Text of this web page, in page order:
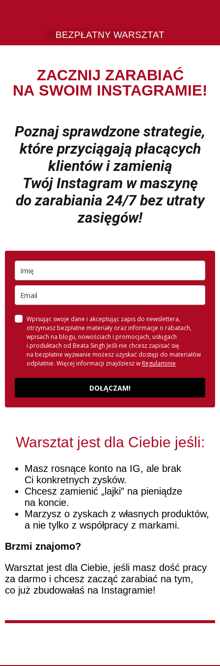
BEZPŁATNY WARSZTAT
ZACZNIJ ZARABIAĆ
NA SWOIM INSTAGRAMIE!
Poznaj sprawdzone strategie,
które przyciągają płacących
klientów i zamienią
Twój Instagram w maszynę
do zarabiania 24/7 bez utraty
zasięgów!
Wpisując swoje dane i akceptując zapis do newslettera,
otrzymasz bezpłatne materiały oraz informacje o rabatach,
wpisach na blogu, nowościach i promocjach, usługach
i produktach od Beata Singh Jeśli nie chcesz zapisać się
na bezpłatne wyzwanie możesz uzyskać dostęp do materiałów
odpłatnie. Więcej informacji znajdziesz w Regulaminie
DOŁĄCZAM!
Warsztat jest dla Ciebie jeśli:
Masz rosnące konto na IG, ale brak
Ci konkretnych zysków.
Chcesz zamienić „lajki” na pieniądze
na koncie.
Marzysz o zyskach z własnych produktów,
a nie tylko z współpracy z markami.
Brzmi znajomo?
Warsztat jest dla Ciebie, jeśli masz dość pracy
za darmo i chcesz zacząć zarabiać na tym,
co już zbudowałaś na Instagramie!